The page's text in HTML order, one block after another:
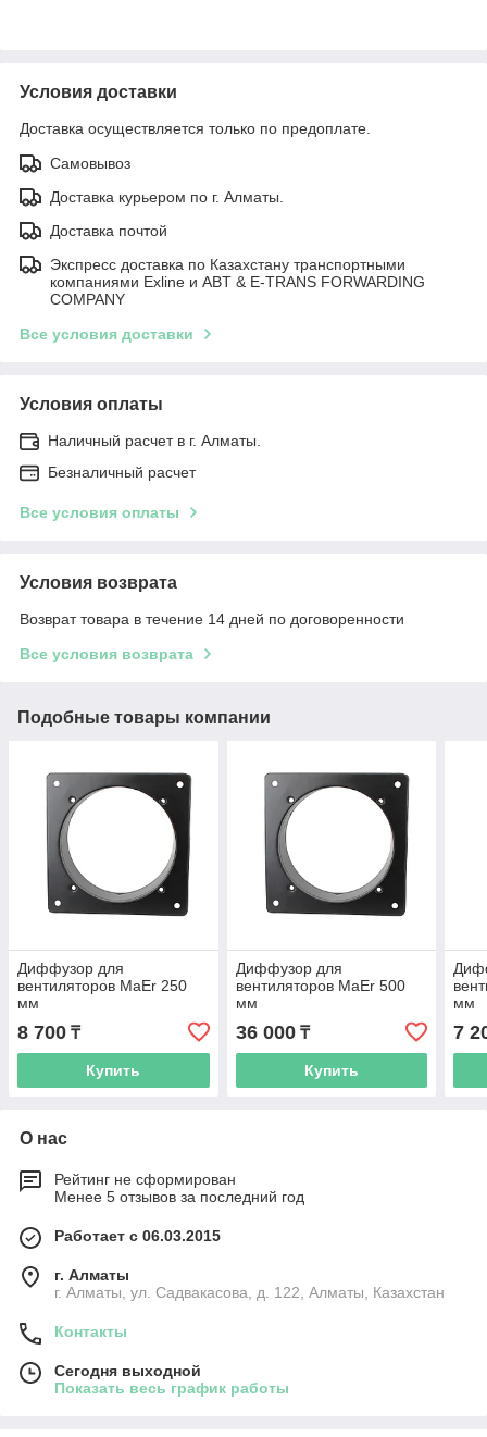
Условия доставки
Доставка осуществляется только по предоплате.
Самовывоз
Доставка курьером по г. Алматы.
Доставка почтой
Экспресс доставка по Казахстану транспортными
компаниями Exline и ABT & E-TRANS FORWARDING
COMPANY
Все условия доставки
Условия оплаты
Наличный расчет в г. Алматы.
Безналичный расчет
Все условия оплаты
Условия возврата
Возврат товара в течение 14 дней по договоренности
Все условия возврата
Подобные товары компании
Диффузор для
вентиляторов MaEr 250
мм
8 700 ₸
Купить
Диффузор для
вентиляторов MaEr 500
мм
36 000₸
Купить
мм
7
О нас
Рейтинг не сформирован
Менее 5 отзывов за последний год
Работает с 06.03.2015
г. Алматы
г. Алматы, ул. Садвакасова, д. 122, Алматы, Казахстан
Контакты
Сегодня выходной
Показать весь график работы